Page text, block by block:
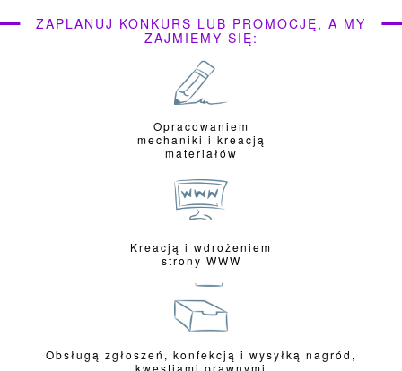
BLOG
KATALOG ONLINE
ZAPLANUJ KONKURS LUB PROMOCJĘ, A MY
ZAJMIEMY SIĘ:
Opracowaniem
mechaniki i kreacją
materiałów
Kreacją i wdrożeniem
strony WWW
Obsługą zgłoszeń, konfekcją i wysyłką nagród,
kwestiami prawnymi